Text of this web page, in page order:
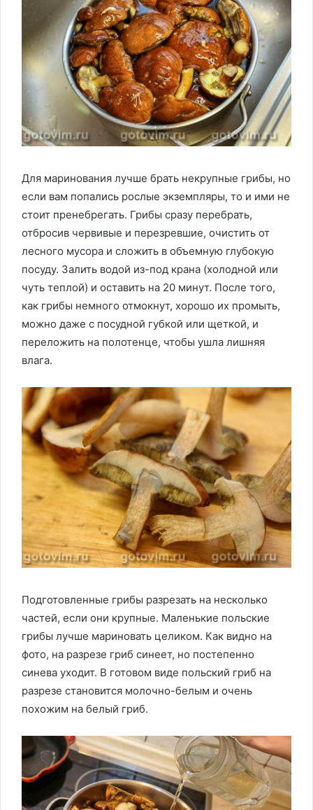
Для маринования лучше брать некрупные грибы, но
если вам попались рослые экземпляры, то и ими не
стоит пренебрегать. Грибы сразу перебрать,
отбросив червивые и перезревшие, очистить от
лесного мусора и сложить в объемную глубокую
посуду. Залить водой из-под крана (холодной или
чуть теплой) и оставить на 20 минут. После того,
как грибы немного отмокнут, хорошо их промыть,
можно даже с посудной губкой или щеткой, и
переложить на полотенце, чтобы ушла лишняя
влага.
Подготовленные грибы разрезать на несколько
частей, если они крупные. Маленькие польские
грибы лучше мариновать целиком. Как видно на
фото, на разрезе гриб синеет, но постепенно
синева уходит. В готовом виде польский гриб на
разрезе становится молочно-белым и очень
похожим на белый гриб.